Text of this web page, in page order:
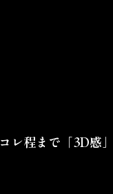
コレ程まで「3D感